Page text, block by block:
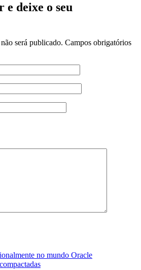
e deixe o seu
será publicado. Campos obrigatórios
no mundo Oracle